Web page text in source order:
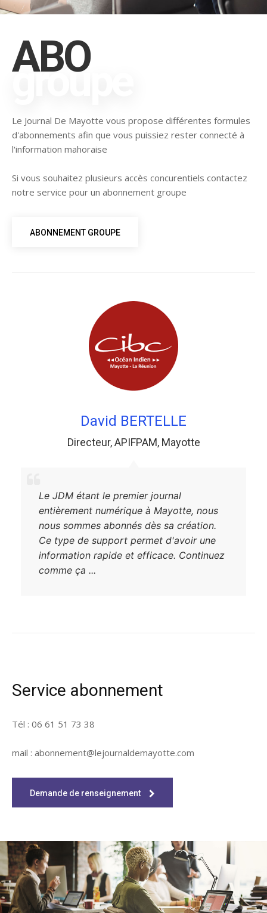
ABO
groupe
Le Journal De Mayotte vous propose différentes formules
d'abonnements afin que vous puissiez rester connecté à
l'information mahoraise
Si vous souhaitez plusieurs accès concurentiels contactez
notre service pour un abonnement groupe
ABONNEMENT GROUPE
David BERTELLE
Directeur,APIFPAM, Mayotte
Le JDM étant le premier journal
entièrement numérique à Mayotte, nous
nous sommes abonnés dès sa création.
Ce type de support permet d'avoir une
information rapide et efficace. Continuez
comme ça ...
Service abonnement
Tél : 06 61 51 73 38
mail : abonnement@lejournaldemayotte.com
Demande de renseignement